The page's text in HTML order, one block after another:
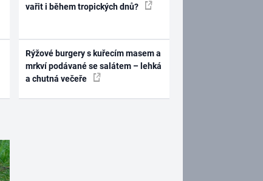
vařit i během tropických dnů?
Rýžové burgery s kuřecím masem a
mrkví podávané se salátem – lehká
a chutná večeře